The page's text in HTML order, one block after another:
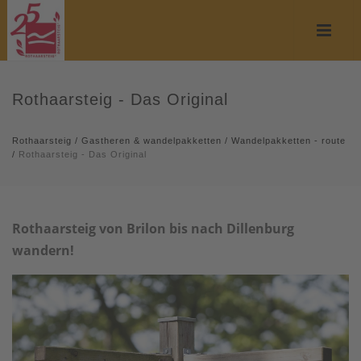
Rothaarsteig - Das Original
Rothaarsteig / Gastheren & wandelpakketten / Wandelpakketten - route
/ Rothaarsteig - Das Original
Rothaarsteig von Brilon bis nach Dillenburg
wandern!